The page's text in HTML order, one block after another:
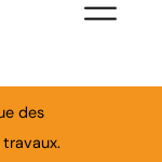
des
Menu de